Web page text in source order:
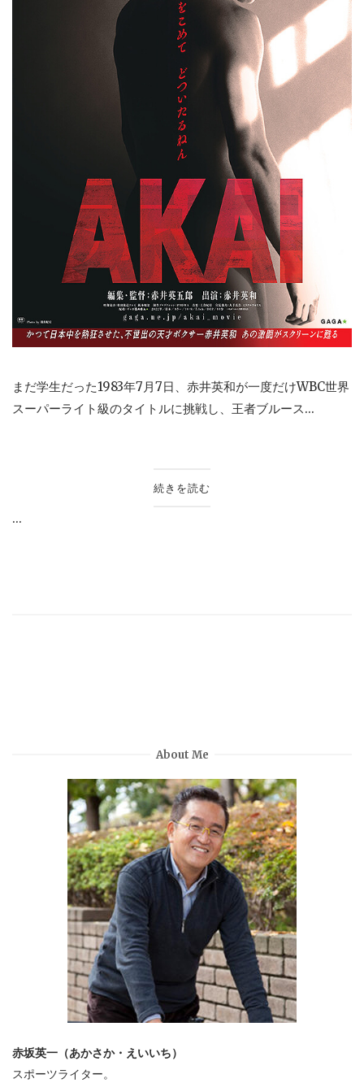
まだ学生だった1983年7月7日、赤井英和が一度だけWBC世界
スーパーライト級のタイトルに挑戦し、王者ブルース...
続きを読む
...
About Me
赤坂英一（あかさか・えいいち）
スポーツライター。